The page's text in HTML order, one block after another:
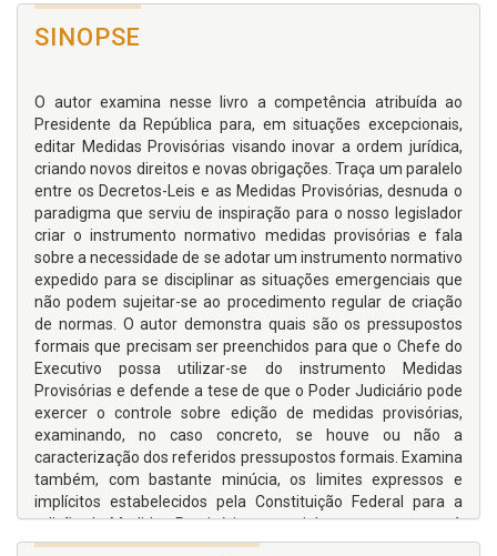
SINOPSE
O autor examina nesse livro a competência atribuída ao
Presidente da República para, em situações excepcionais,
editar Medidas Provisórias visando inovar a ordem jurídica,
criando novos direitos e novas obrigações. Traça um paralelo
entre os Decretos-Leis e as Medidas Provisórias, desnuda o
paradigma que serviu de inspiração para o nosso legislador
criar o instrumento normativo medidas provisórias e fala
sobre a necessidade de se adotar um instrumento normativo
expedido para se disciplinar as situações emergenciais que
não podem sujeitar-se ao procedimento regular de criação
de normas. O autor demonstra quais são os pressupostos
formais que precisam ser preenchidos para que o Chefe do
Executivo possa utilizar-se do instrumento Medidas
Provisórias e defende a tese de que o Poder Judiciário pode
exercer o controle sobre edição de medidas provisórias,
examinando, no caso concreto, se houve ou não a
caracterização dos referidos pressupostos formais. Examina
também, com bastante minúcia, os limites expressos e
implícitos estabelecidos pela Constituição Federal para a
edição de Medidas Provisórias, especialmente no tocante à
matéria tributária, firmando entendimento de que mesmo